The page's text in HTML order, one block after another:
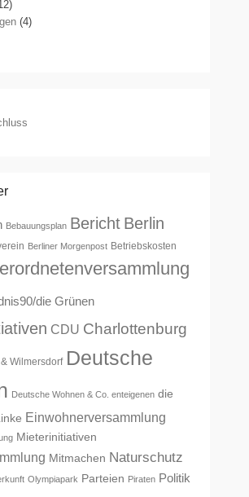
(4)
Bebauungsplan Bericht Berlin
Berliner Morgenpost Betriebskosten
die Grünen
CDU Charlottenburg
Wilmersdorf Deutsche
Deutsche Wohnen & Co. enteigenen die
Einwohnerversammlung
Mieterinitiativen
Mitmachen Naturschutz
Olympiapark Parteien Piraten Politik